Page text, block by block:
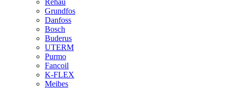
Rehau
Grundfos
Danfoss
Bosch
Buderus
UTERM
Purmo
Fancoil
K-FLEX
Meibes